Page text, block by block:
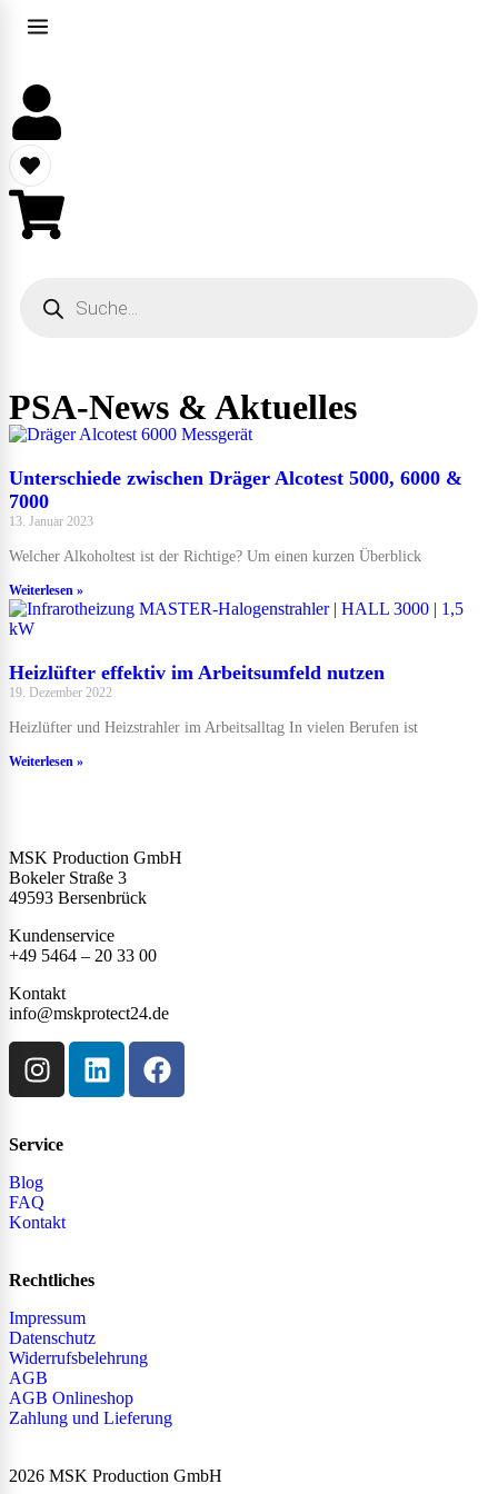
PSA-News & Aktuelles
Unterschiede zwischen Dräger Alcotest 5000, 6000 &
7000
13. Januar 2023
Welcher Alkoholtest ist der Richtige? Um einen kurzen Überblick
Weiterlesen »
Heizlüfter effektiv im Arbeitsumfeld nutzen
19. Dezember 2022
Heizlüfter und Heizstrahler im Arbeitsalltag In vielen Berufen ist
Weiterlesen »
MSK Production GmbH
Bokeler Straße 3
49593 Bersenbrück
Kundenservice
+49 5464 – 20 33 00
Kontakt
info@mskprotect24.de
Service
Blog
FAQ
Kontakt
Rechtliches
Impressum
Datenschutz
Widerrufsbelehrung
AGB
AGB Onlineshop
Zahlung und Lieferung
2026 MSK Production GmbH